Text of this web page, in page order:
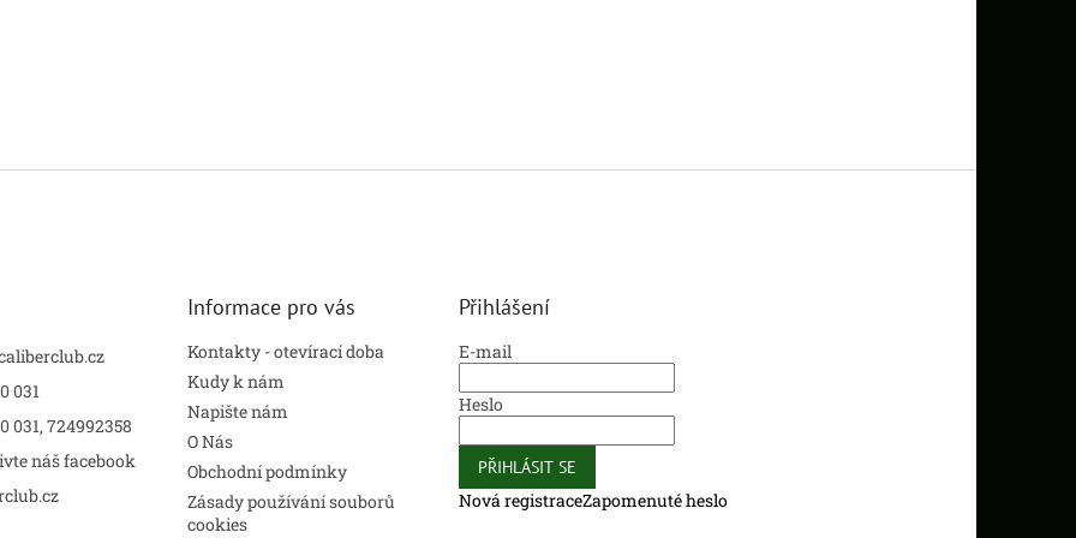
031
031, 724992358
náš facebook
Informace pro vás
Kontakty - otevírací doba
Kudy k nám
Napište nám
O Nás
Obchodní podmínky
Zásady používání souborů
cookies
Přihlášení
E-mail
Heslo
PŘIHLÁSIT SE
Nová registraceZapomenuté heslo